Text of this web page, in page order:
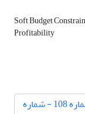
Soft Budget
Profitability
دوره 28، شماره 108 - شماره